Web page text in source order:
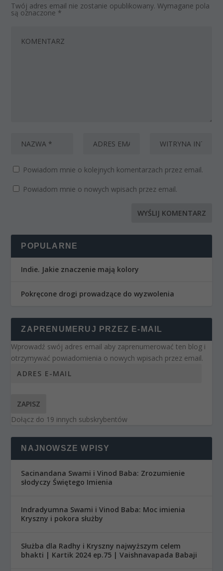
Twój adres email nie zostanie opublikowany. Wymagane pola
są oznaczone *
Powiadom mnie o kolejnych komentarzach przez email.
Powiadom mnie o nowych wpisach przez email.
POPULARNE
Indie. Jakie znaczenie mają kolory
Pokręcone drogi prowadzące do wyzwolenia
ZAPRENUMERUJ PRZEZ E-MAIL
Wprowadź swój adres email aby zaprenumerować ten blog i
otrzymywać powiadomienia o nowych wpisach przez email.
ZAPISZ
Dołącz do 19 innych subskrybentów
NAJNOWSZE WPISY
Sacinandana Swami i Vinod Baba: Zrozumienie
słodyczy Świętego Imienia
Indradyumna Swami i Vinod Baba: Moc imienia
Kryszny i pokora służby
Służba dla Radhy i Kryszny najwyższym celem
bhakti | Kartik 2024 ep.75 | Vaishnavapada Babaji